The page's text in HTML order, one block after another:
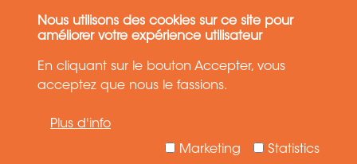
Nous utilisons des cookies sur ce site pour
améliorer votre expérience utilisateur
En cliquant sur le bouton Accepter, vous
acceptez que nous le fassions.
Plus d'info
Statistics
Marketing
Politique de protection des données
Conditions générales de ventes
récent de la technique. Les détails et les spécifications sont